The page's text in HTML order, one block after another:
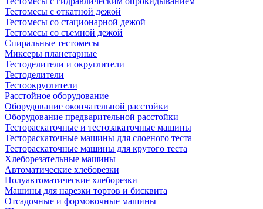
Тестомесы с откатной дежой
Тестомесы со стационарной дежой
Тестомесы со съемной дежой
Спиральные тестомесы
Миксеры планетарные
Тестоделители и округлители
Тестоделители
Тестоокруглители
Расстойное оборудование
Оборудование окончательной расстойки
Оборудование предварительной расстойки
Тестораскаточные и тестозакаточные машины
Тестораскаточные машины для слоеного теста
Тестораскаточные машины для крутого теста
Хлеборезательные машины
Автоматические хлеборезки
Полуавтоматические хлеборезки
Машины для нарезки тортов и бисквита
Отсадочные и формовочные машины